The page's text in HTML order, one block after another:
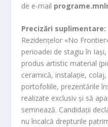
de e-mail
Precizări suplimentare:
Rezidențelor «No
perioadei de stagiu în
produs artistic material
ceramică, instalație,
portofoliile, prezentările
realizate exclusiv și să
semnează. Candidații
nu încalcă drepturile